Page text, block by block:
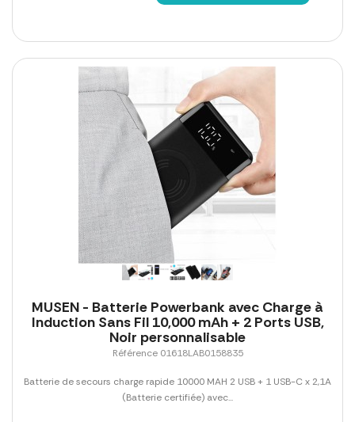
MUSEN - Batterie Powerbank avec Charge à
Induction Sans Fil 10,000 mAh + 2 Ports USB,
Noir personnalisable
Référence 01618LAB0158835
Batterie de secours charge rapide 10000 MAH 2 USB + 1 USB-C x 2,1A
(Batterie certifiée) avec...